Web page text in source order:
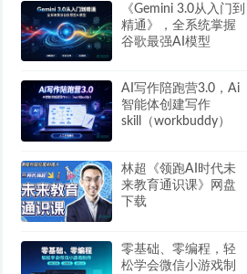
《Gemini 3.0从入门到
精通》，全系统掌握
谷歌最强AI模型
AI写作陪跑营3.0，Ai
智能体创建写作
skill（workbuddy）
林超《领跑AI时代未
来教育通识课》网盘
下载
零基础、零编程，轻
松学会微信小游戏制